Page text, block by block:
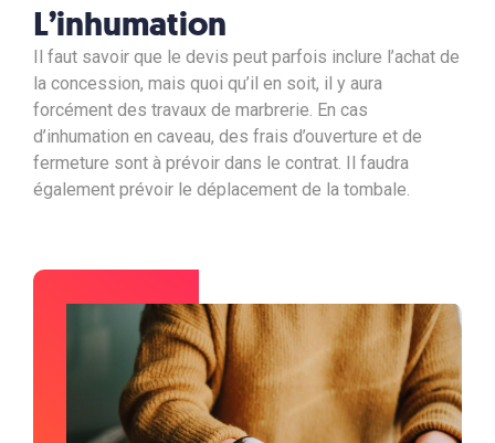
L’inhumation
Il faut savoir que le devis peut parfois inclure l’achat de
la concession, mais quoi qu’il en soit, il y aura
forcément des travaux de marbrerie. En cas
d’inhumation en caveau, des frais d’ouverture et de
fermeture sont à prévoir dans le contrat. Il faudra
également prévoir le déplacement de la tombale.